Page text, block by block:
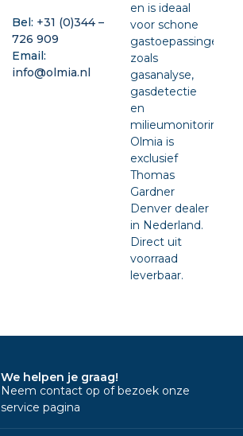
Bel: +31 (0)344 –
726 909
Email:
info@olmia.nl
en is ideaal
voor schone
gastoepassingen
zoals
gasanalyse,
gasdetectie
en
milieumonitoring.
Olmia is
exclusief
Thomas
Gardner
Denver dealer
in Nederland.
Direct uit
voorraad
leverbaar.
We helpen je graag!
Neem contact op of bezoek onze
service pagina